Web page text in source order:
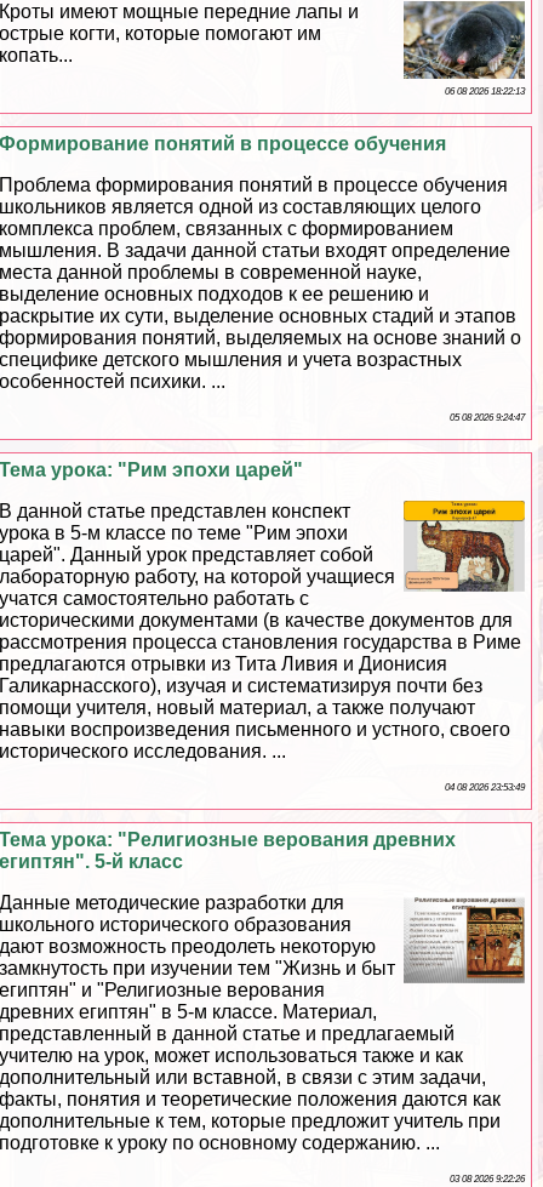
Кроты имеют мощные передние лапы и
острые когти, которые помогают им
копать...
06 08 2026 18:22:13
Формирование понятий в процессе обучения
Проблема формирования понятий в процессе обучения
школьников является одной из составляющих целого
комплекса проблем, связанных с формированием
мышления. В задачи данной статьи входят определение
места данной проблемы в современной науке,
выделение основных подходов к ее решению и
раскрытие их сути, выделение основных стадий и этапов
формирования понятий, выделяемых на основе знаний о
специфике детского мышления и учета возрастных
особенностей психики. ...
05 08 2026 9:24:47
Тема урока: "Рим эпохи царей"
В данной статье представлен конспект
урока в 5-м классе по теме "Рим эпохи
царей". Данный урок представляет собой
лабораторную работу, на которой учащиеся
учатся самостоятельно работать с
историческими документами (в качестве документов для
рассмотрения процесса становления государства в Риме
предлагаются отрывки из Тита Ливия и Дионисия
Галикарнасского), изучая и систематизируя почти без
помощи учителя, новый материал, а также получают
навыки воспроизведения письменного и устного, своего
исторического исследования. ...
04 08 2026 23:53:49
Тема урока: "Религиозные верования древних
египтян". 5-й класс
Данные методические разработки для
школьного исторического образования
дают возможность преодолеть некоторую
замкнутость при изучении тем "Жизнь и быт
египтян" и "Религиозные верования
древних египтян" в 5-м классе. Материал,
представленный в данной статье и предлагаемый
учителю на урок, может использоваться также и как
дополнительный или вставной, в связи с этим задачи,
факты, понятия и теоретические положения даются как
дополнительные к тем, которые предложит учитель при
подготовке к уроку по основному содержанию. ...
03 08 2026 9:22:26